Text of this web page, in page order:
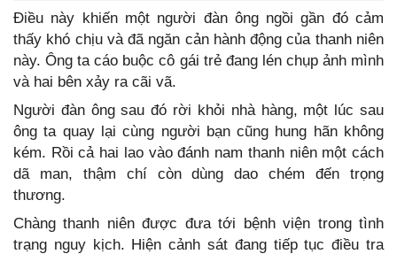
Điều này khiến một người đàn ông ngồi gần đó cảm
thấy khó chịu và đã ngăn cản hành động của thanh niên
này. Ông ta cáo buộc cô gái trẻ đang lén chụp ảnh mình
và hai bên xảy ra cãi vã.
Người đàn ông sau đó rời khỏi nhà hàng, một lúc sau
ông ta quay lại cùng người bạn cũng hung hãn không
kém. Rồi cả hai lao vào đánh nam thanh niên một cách
dã man, thậm chí còn dùng dao chém đến trọng
thương.
Chàng thanh niên được đưa tới bệnh viện trong tình
trạng nguy kịch. Hiện cảnh sát đang tiếp tục điều tra